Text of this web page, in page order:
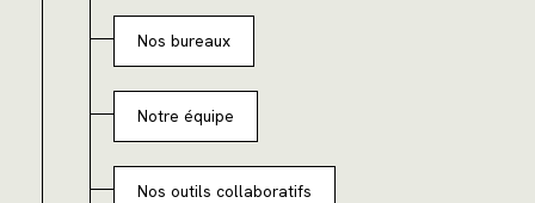
Nos bureaux
Notre équipe
Nos outils collaboratifs